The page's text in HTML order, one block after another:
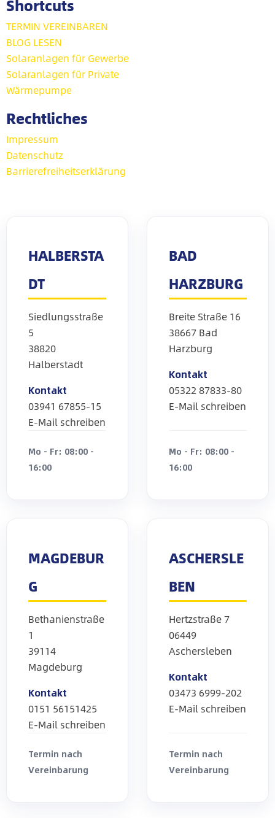
Shortcuts
TERMIN VEREINBAREN
BLOG LESEN
Solaranlagen für Gewerbe
Solaranlagen für Private
Wärmepumpe
Rechtliches
Impressum
Datenschutz
Barrierefreiheitserklärung
HALBERSTA
DT
Siedlungsstraße
5
38820
Halberstadt
Kontakt
03941 67855-15
E-Mail schreiben
Mo - Fr: 08:00 -
16:00
BAD
HARZBURG
Breite Straße 16
38667 Bad
Harzburg
Kontakt
05322 87833-80
E-Mail schreiben
Mo - Fr: 08:00 -
16:00
MAGDEBUR
G
Bethanienstraße
1
39114
Magdeburg
Kontakt
0151 56151425
E-Mail schreiben
Termin nach
Vereinbarung
ASCHERSLE
BEN
Hertzstraße 7
06449
Aschersleben
Kontakt
03473 6999-202
E-Mail schreiben
Termin nach
Vereinbarung